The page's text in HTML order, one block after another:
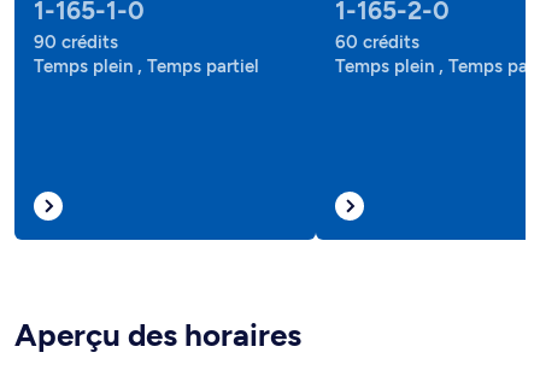
1-165-1-0
90 crédits
Temps plein , Temps partiel
1-165-2-0
60 crédits
Temps plein , Temps
Aperçu des horaires